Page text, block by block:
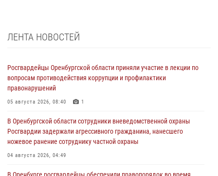
ЛЕНТА НОВОСТЕЙ
Росгвардейцы Оренбургской области приняли участие в лекции по
вопросам противодействия коррупции и профилактики
правонарушений
05 августа 2026, 08:40 1
В Оренбургской области сотрудники вневедомственной охраны
Росгвардии задержали агрессивного гражданина, нанесшего
ножевое ранение сотруднику частной охраны
04 августа 2026, 04:49
В Оренбурге росгвардейцы обеспечили правопорядок во время